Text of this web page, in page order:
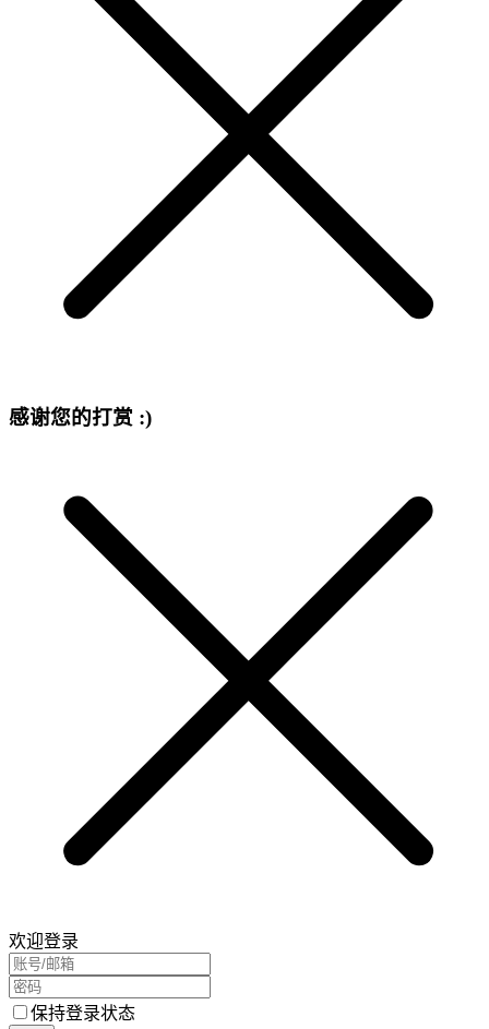
感谢您的打赏 :)
欢迎登录
保持登录状态